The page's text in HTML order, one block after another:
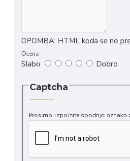
OPOMBA: HTML koda se ne
Ocena
Slabo Dobro
Captcha
Prosimo, izpolnite spodnjo oznako